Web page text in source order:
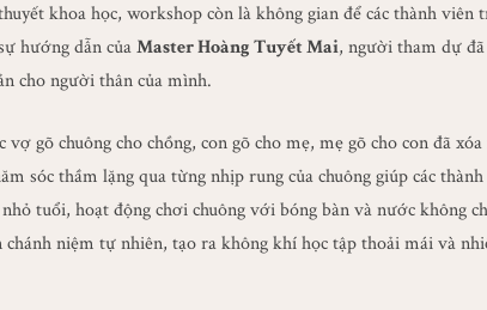
khoa học, workshop còn là không gian để các thành
hướng dẫn củaMaster Hoàng Tuyết Mai, người tham dự đã
cho người thân của mình.
vợ gõ chuông cho chồng, con gõ cho mẹ, mẹ gõ cho con đã
sóc thầm lặng qua từng nhịp rung của chuông giúp các
nhỏ tuổi, hoạt động chơi chuông với bóng bàn và nước không
chánh niệm tự nhiên, tạo ra không khí học tập thoải mái và